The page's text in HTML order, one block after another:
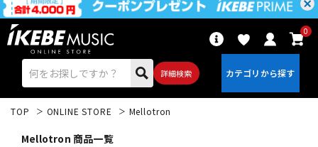
詳細検索
0
TOP ONLINE STORE Mellotron
Mellotron 商品一覧